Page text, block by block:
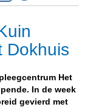
Dokhuis
Het
In de week
gevierd met